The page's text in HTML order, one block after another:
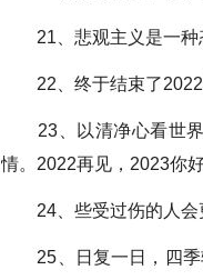
21、悲观主义是一种
22、终于结束了2022
23、以清净心看世界
情。2022再见，2023你好
24、些受过伤的人会
25、日复一日，四季